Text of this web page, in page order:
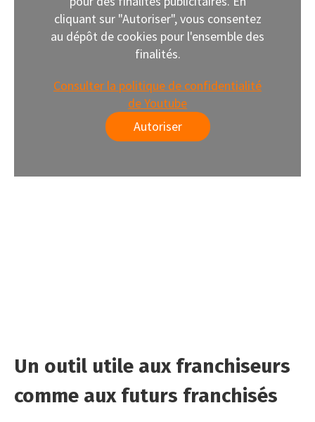
cliquant sur "Autoriser", vous consentez
au dépôt de cookies pour l'ensemble des
finalités.
Consulter la politique de confidentialité
de Youtube
Autoriser
Un outil utile aux franchiseurs
comme aux futurs franchisés